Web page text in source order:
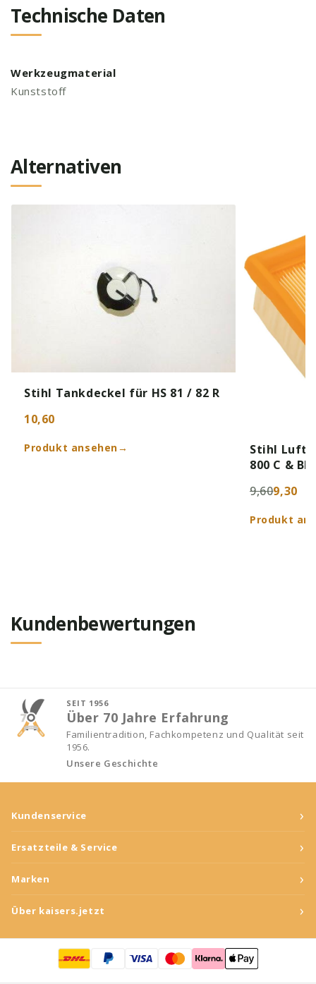
Technische Daten
Werkzeugmaterial
Kunststoff
Alternativen
Stihl Tankdeckel für HS 81 / 82 R
10,60
Produkt ansehen→
Stihl
800 C & BR
9,609,30
Produkt
Kundenbewertungen
SEIT 1956
Über 70 Jahre Erfahrung
Familientradition, Fachkompetenz und Qualität seit
1956.
Unsere Geschichte
Kundenservice ›
Ersatzteile & Service ›
Marken ›
Über kaisers.jetzt ›